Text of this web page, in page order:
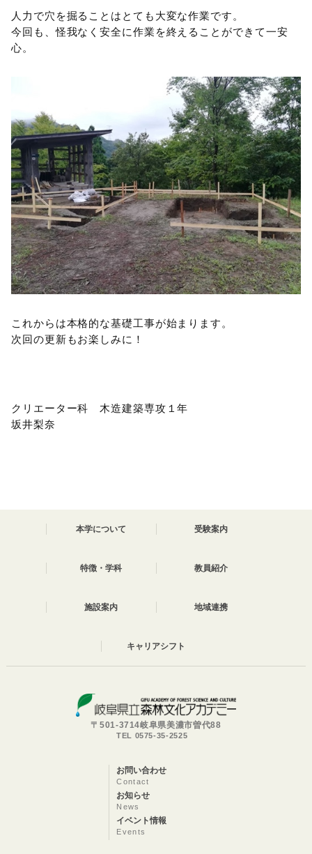
人力で穴を掘ることはとても大変な作業です。
今回も、怪我なく安全に作業を終えることができて一安
心。
これからは本格的な基礎工事が始まります。
次回の更新もお楽しみに！
クリエーター科 木造建築専攻１年
坂井梨奈
本学について 受験案内
特徴・学科 教員紹介
施設案内 地域連携
キャリアシフト
〒501-3714岐阜県美濃市曽代88
TEL 0575-35-2525
お問い合わせ
Contact
お知らせ
News
イベント情報
Events